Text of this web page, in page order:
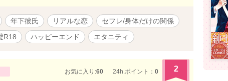
年下彼氏 リアルな恋
セフレ/身体だけの関係
R18 ハッピーエンド エタニティ
お気に入り:60 24h.ポイント： 0 2